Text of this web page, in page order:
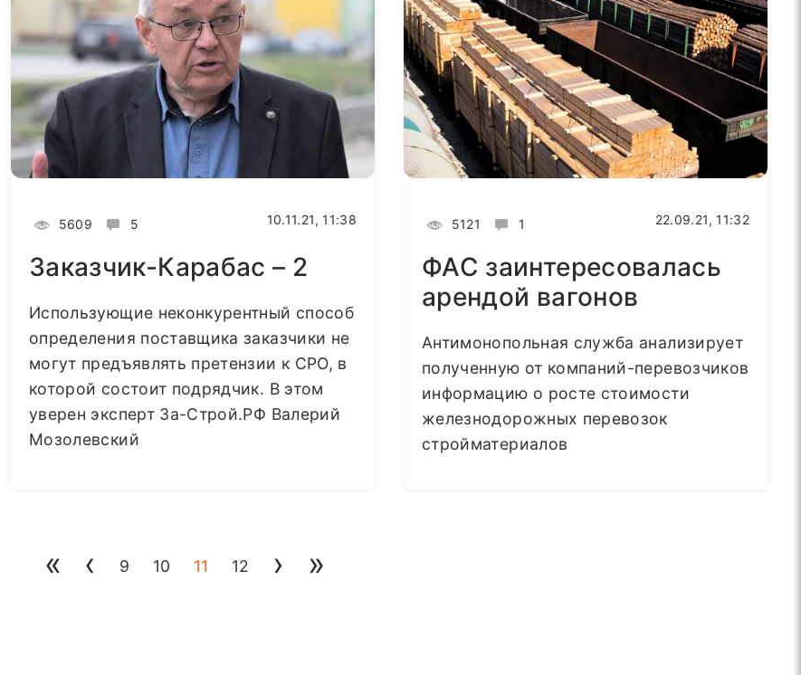
5609 5 10.11.21, 11:38
Заказчик-Карабас – 2
Использующие неконкурентный способ
определения поставщика заказчики не
могут предъявлять претензии к СРО, в
которой состоит подрядчик. В этом
уверен эксперт За-Строй.РФ Валерий
Мозолевский
5121 1 22.09.21, 11:32
ФАС заинтересовалась
арендой вагонов
Антимонопольная служба анализирует
полученную от компаний-перевозчиков
информацию о росте стоимости
железнодорожных перевозок
стройматериалов
« ‹ 9 10 11 12 › »